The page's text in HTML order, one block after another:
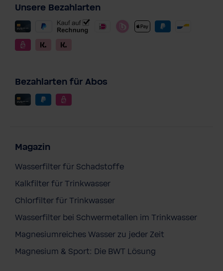
Unsere Bezahlarten
Bezahlarten für Abos
Magazin
Wasserfilter für Schadstoffe
Kalkfilter für Trinkwasser
Chlorfilter für Trinkwasser
Wasserfilter bei Schwermetallen im Trinkwasser
Magnesiumreiches Wasser zu jeder Zeit
Magnesium & Sport: Die BWT Lösung